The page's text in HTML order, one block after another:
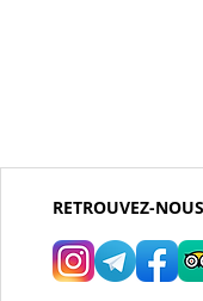
RETROUVEZ-NOUS